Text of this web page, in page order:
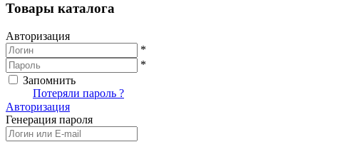
Товары каталога
Авторизация
*
*
Запомнить
Потеряли пароль ?
Авторизация
Генерация пароля